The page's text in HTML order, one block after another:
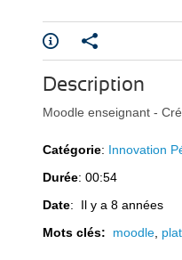
Description
Moodle enseignant -
Catégorie: Innovation
Durée: 00:54
Date: Il y a 8 années
Mots clés: moodle